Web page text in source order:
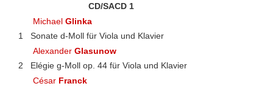
CD/SACD 1
MichaelGlinka
1
Sonate d-Moll für Viola und Klavier
AlexanderGlasunow
2
Elégie g-Moll op. 44 für Viola und Klavier
César Franck